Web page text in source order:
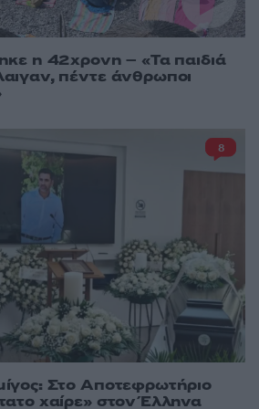
η 42χρονη – «Τα παιδιά
πέντε άνθρωποι
Στο Αποτεφρωτήριο
χαίρε» στον Έλληνα
8